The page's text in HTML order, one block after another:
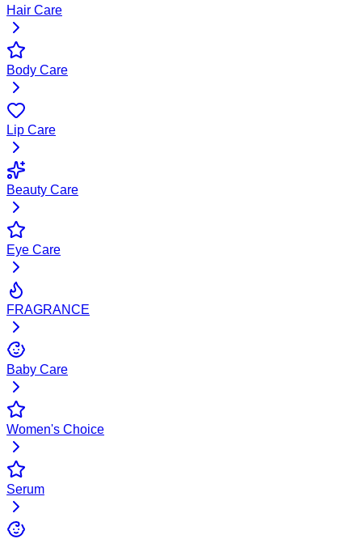
Hair Care
Body Care
Lip Care
Beauty Care
Eye Care
FRAGRANCE
Baby Care
Women's Choice
Serum